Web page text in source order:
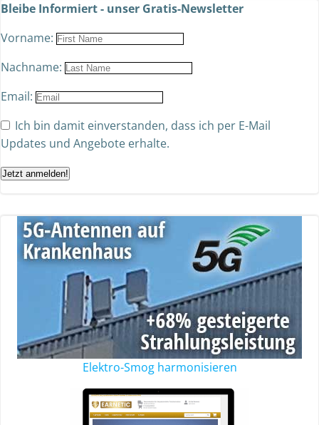
Bleibe Informiert - unser Gratis-Newsletter
Vorname:
Nachname:
Email:
Ich bin damit einverstanden, dass ich per E-Mail
Updates und Angebote erhalte.
Jetzt anmelden!
Elektro-Smog harmonisieren